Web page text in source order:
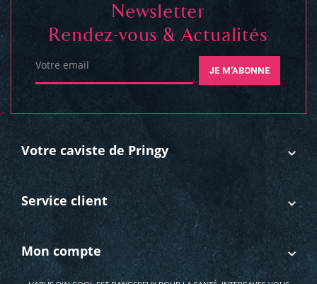
Votre caviste de Pringy
Service client
Mon compte
Newsletter
Rendez-vous & Actualités
Votre email JE M'ABONNE